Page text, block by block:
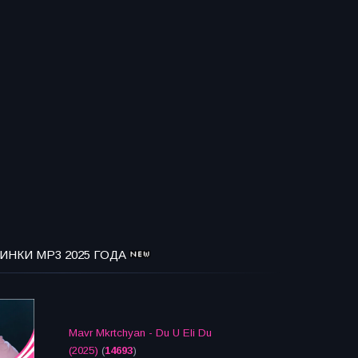
MP3 2025 ГОДА
Mavr Mkrtchyan - Du U Eli Du
(2025) (14693)